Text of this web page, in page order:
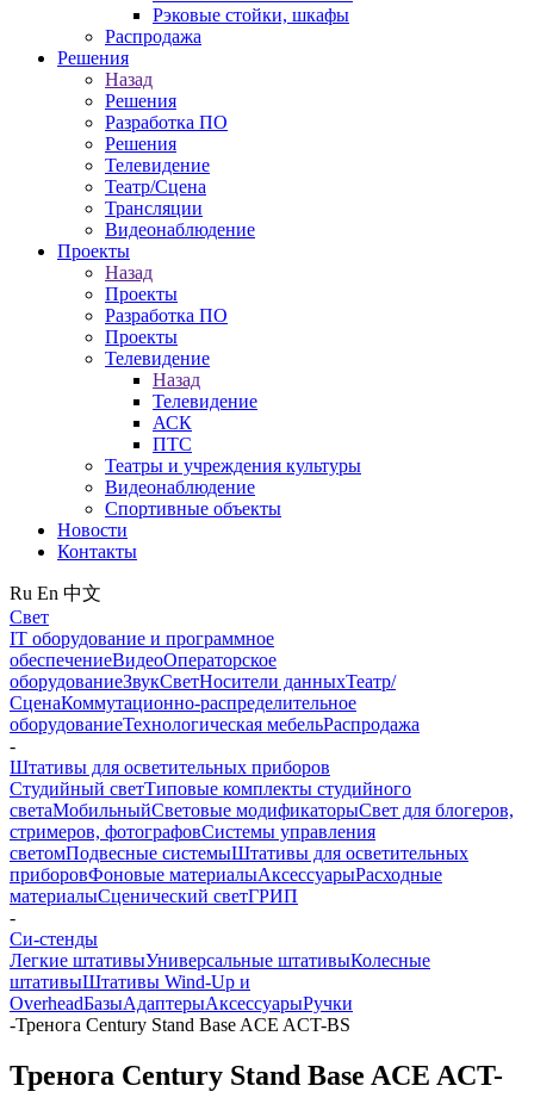
Рэковые стойки, шкафы
Распродажа
Решения
Назад
Решения
Разработка ПО
Решения
Телевидение
Театр/Сцена
Трансляции
Видеонаблюдение
Проекты
Назад
Проекты
Разработка ПО
Проекты
Телевидение
Назад
Телевидение
АСК
ПТС
Театры и учреждения культуры
Видеонаблюдение
Спортивные объекты
Новости
Контакты
Ru En 中文
Свет
IT оборудование и программное
обеспечениеВидеоОператорское
оборудованиеЗвукСветНосители данныхТеатр/
СценаКоммутационно-распределительное
оборудованиеТехнологическая мебельРаспродажа
-
Штативы для осветительных приборов
Студийный светТиповые комплекты студийного
светаМобильныйСветовые модификаторыСвет для блогеров,
стримеров, фотографовСистемы управления
светомПодвесные системыШтативы для осветительных
приборовФоновые материалыАксессуарыРасходные
материалыСценический светГРИП
-
Си-стенды
Легкие штативыУниверсальные штативыКолесные
штативыШтативы Wind-Up и
OverheadБазыАдаптерыАксессуарыРучки
-Тренога Century Stand Base ACE ACT-BS
Тренога Century Stand Base ACE ACT-